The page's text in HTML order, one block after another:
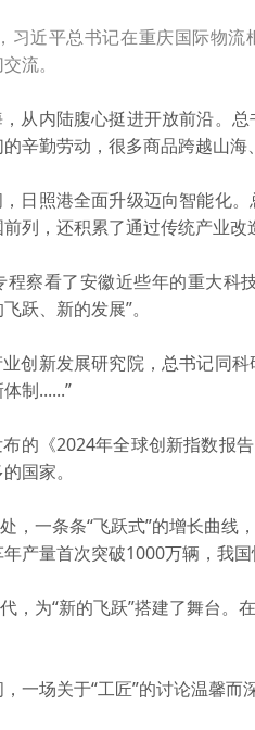
习近平总书记在重庆国际物
流。
内陆腹心挺进开放前沿。总
辛勤劳动，很多商品跨越山
照港全面升级迈向智能化。
列，还积累了通过传统产业
看了安徽近些年的重大科
跃、新的发展”。
新发展研究院，总书记同科
制......”
《2024年全球创新指数报
国家。
一条条“飞跃式”的增长曲线
产量首次突破1000万辆，我
为“新的飞跃”搭建了舞台。
场关于“工匠”的讨论温馨而